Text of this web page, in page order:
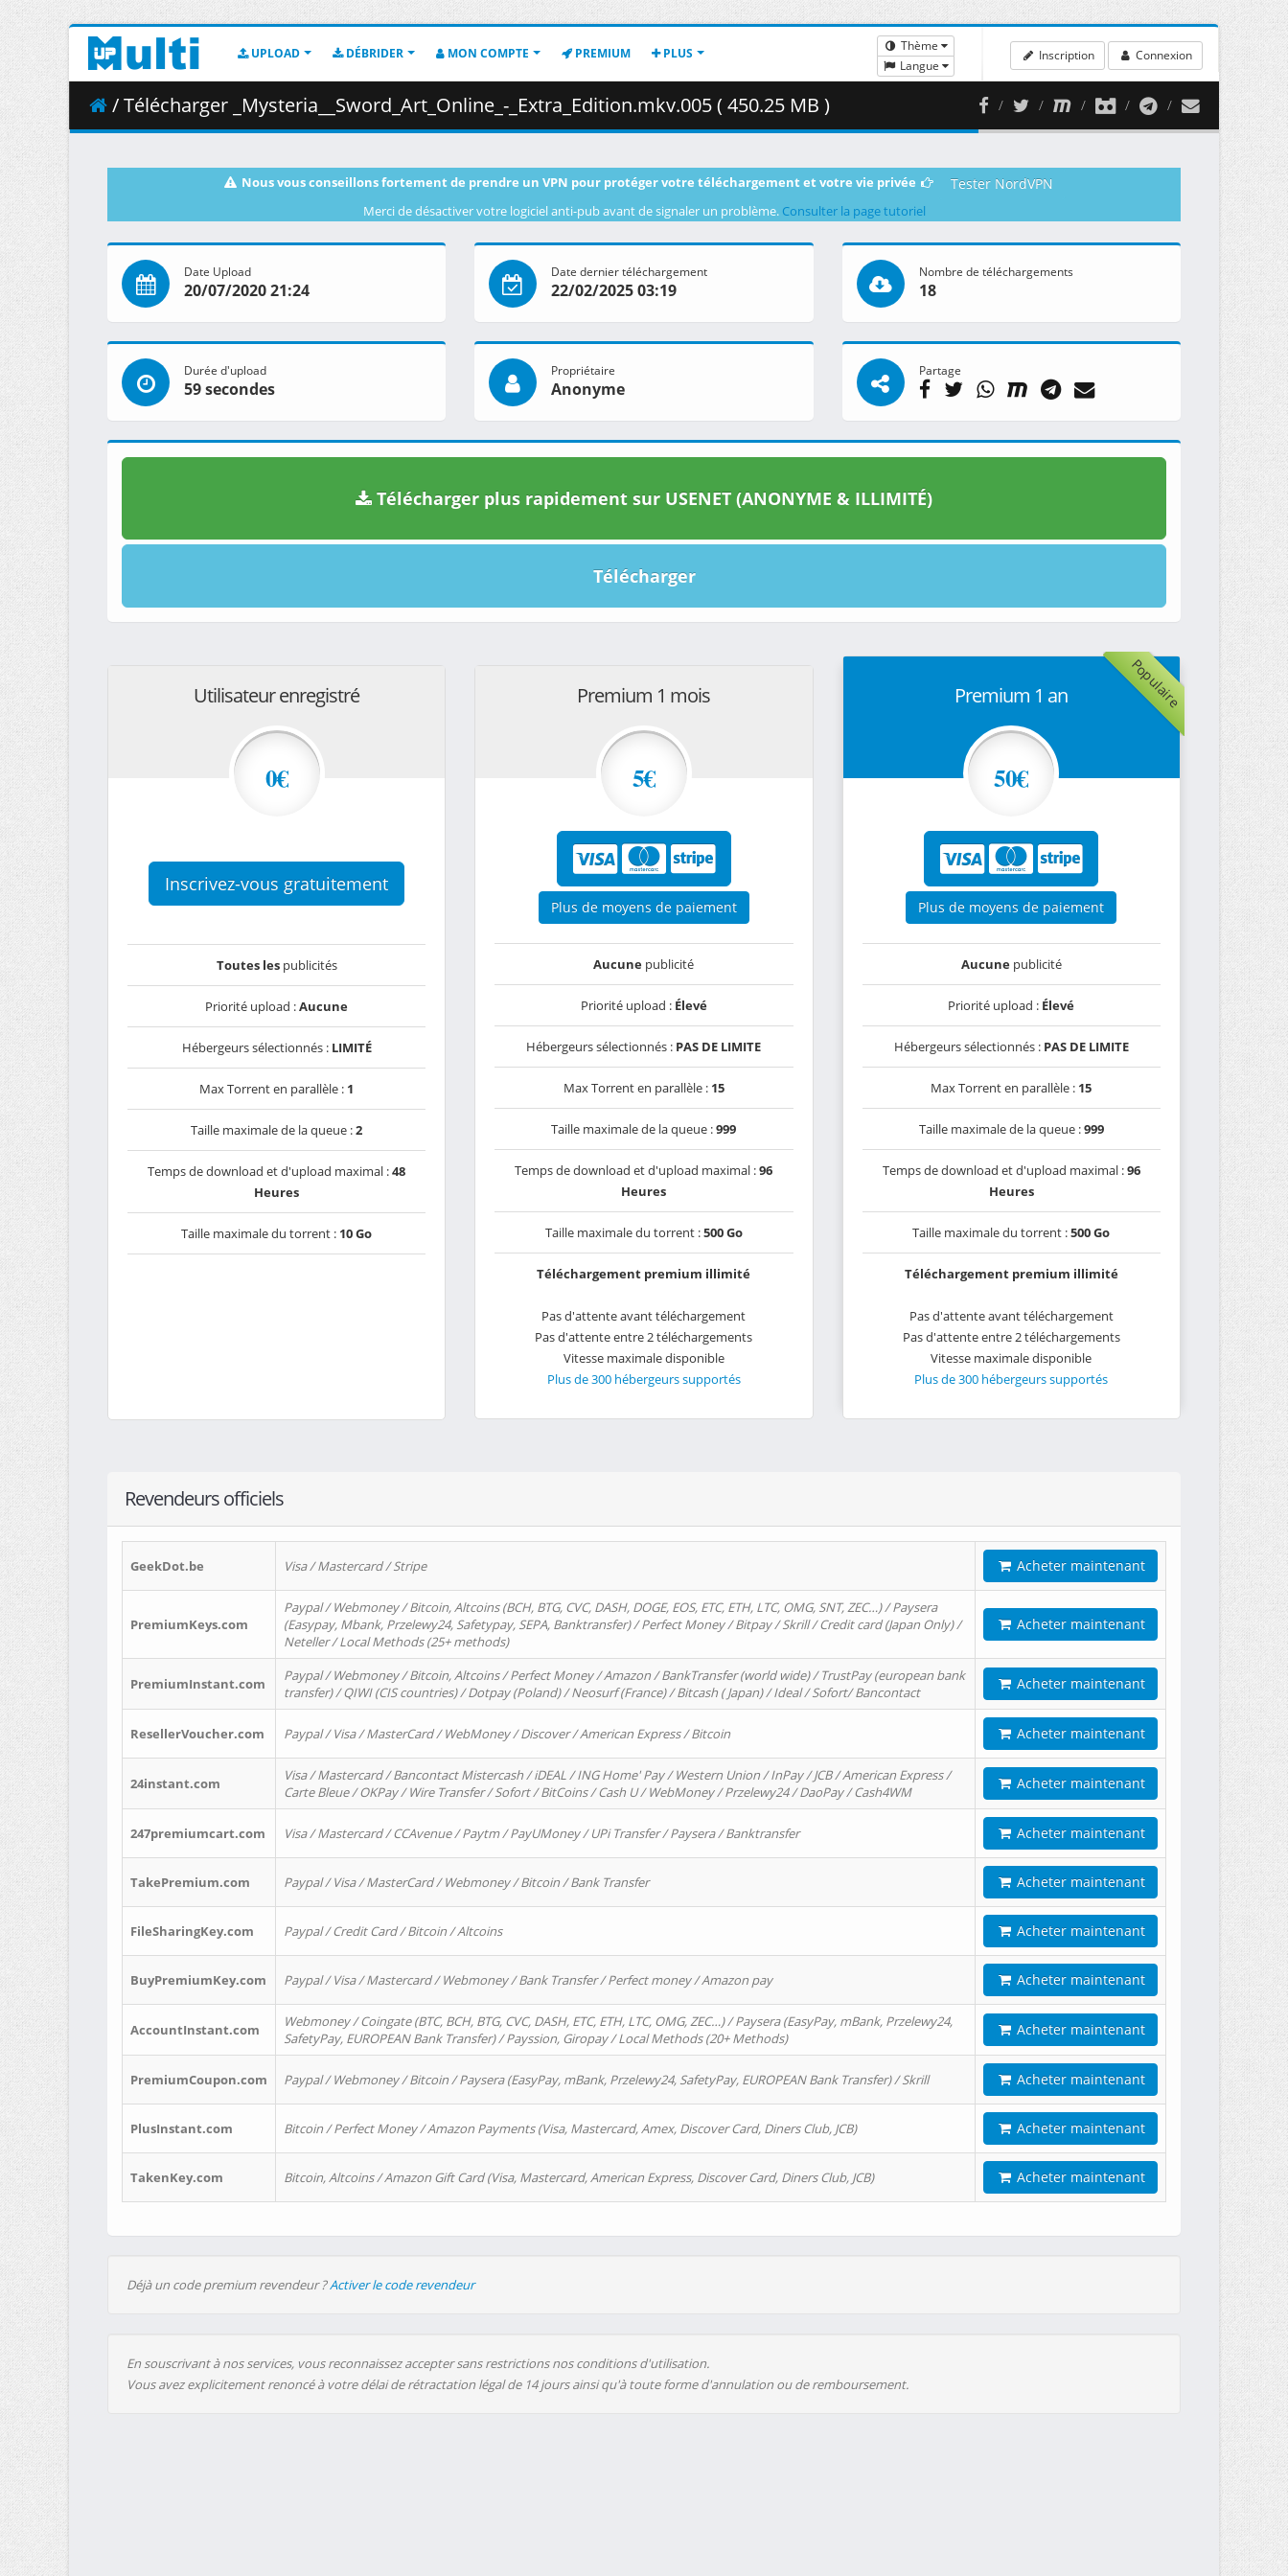
UPLOAD DÉBRIDER MON COMPTE PREMIUM PLUS
Thème
Langue
Inscription Connexion
/ Télécharger _Mysteria__Sword_Art_Online_-_Extra_Edition.mkv.005 ( 450.25 MB )
Nous vous conseillons fortement de prendre un VPN pour protéger votre téléchargement et votre vie privée Tester NordVPN
Merci de désactiver votre logiciel anti-pub avant de signaler un problème. Consulter la page tutoriel
Date Upload
20/07/2020 21:24
Date dernier téléchargement
22/02/2025 03:19
Nombre de téléchargements
18
Durée d'upload
59 secondes
Propriétaire
Anonyme
Partage
Télécharger plus rapidement sur USENET (ANONYME & ILLIMITÉ)
Télécharger
Utilisateur enregistré
0€
Inscrivez-vous gratuitement
Toutes lespublicités
Priorité upload :Aucune
Hébergeurs sélectionnés : LIMITÉ
Max Torrent en parallèle : 1
Taille maximale de la queue :2
Temps de download et d'upload maximal :48
Heures
Taille maximale du torrent : 10 Go
Premium 1 mois
5€
Plus de moyens de paiement
Aucune publicité
Priorité upload : Élevé
Hébergeurs sélectionnés : PAS DE LIMITE
Max Torrent en parallèle : 15
Taille maximale de la queue :999
Temps de download et d'upload maximal :96
Heures
Taille maximale du torrent :500 Go
Téléchargement premium illimité
Pas d'attente avant téléchargement
Pas d'attente entre 2 téléchargements
Vitesse maximale disponible
Plus de 300 hébergeurs supportés
Populaire
Premium 1 an
50€
Plus de moyens de paiement
Aucunepublicité
Priorité upload : Élevé
Hébergeurs sélectionnés : PAS DE LIMITE
Max Torrent en parallèle : 15
Taille maximale de la queue :999
Temps de download et d'upload maximal :96
Heures
Taille maximale du torrent :500 Go
Téléchargement premium illimité
Pas d'attente avant téléchargement
Pas d'attente entre 2 téléchargements
Vitesse maximale disponible
Plus de 300 hébergeurs supportés
Revendeurs officiels
GeekDot.be Visa / Mastercard / Stripe Acheter maintenant
PremiumKeys.com
Paypal / Webmoney / Bitcoin, Altcoins (BCH, BTG, CVC, DASH, DOGE, EOS, ETC, ETH, LTC, OMG, SNT, ZEC…) / Paysera
(Easypay, Mbank, Przelewy24, Safetypay, SEPA, Banktransfer) / Perfect Money / Bitpay / Skrill / Credit card (Japan Only) /
Neteller / Local Methods (25+ methods)
Acheter maintenant
PremiumInstant.com
Paypal / Webmoney / Bitcoin, Altcoins / Perfect Money / Amazon / BankTransfer (world wide) / TrustPay (european bank
transfer) / QIWI (CIS countries) / Dotpay (Poland) / Neosurf (France) / Bitcash ( Japan) / Ideal / Sofort/ Bancontact
Acheter maintenant
ResellerVoucher.com Paypal / Visa / MasterCard / WebMoney / Discover / American Express / Bitcoin Acheter maintenant
24instant.com
Visa / Mastercard / Bancontact Mistercash / iDEAL / ING Home' Pay / Western Union / InPay / JCB / American Express /
Carte Bleue / OKPay / Wire Transfer / Sofort / BitCoins / Cash U / WebMoney / Przelewy24 / DaoPay / Cash4WM
Acheter maintenant
247premiumcart.com Visa / Mastercard / CCAvenue / Paytm / PayUMoney / UPi Transfer / Paysera / Banktransfer Acheter maintenant
TakePremium.com Paypal / Visa / MasterCard / Webmoney / Bitcoin / Bank Transfer Acheter maintenant
FileSharingKey.com Paypal / Credit Card / Bitcoin / Altcoins Acheter maintenant
BuyPremiumKey.com Paypal / Visa / Mastercard / Webmoney / Bank Transfer / Perfect money / Amazon pay Acheter maintenant
AccountInstant.com
Webmoney / Coingate (BTC, BCH, BTG, CVC, DASH, ETC, ETH, LTC, OMG, ZEC…) / Paysera (EasyPay, mBank, Przelewy24,
SafetyPay, EUROPEAN Bank Transfer) / Payssion, Giropay / Local Methods (20+ Methods)
Acheter maintenant
PremiumCoupon.com Paypal / Webmoney / Bitcoin / Paysera (EasyPay, mBank, Przelewy24, SafetyPay, EUROPEAN Bank Transfer) / Skrill Acheter maintenant
PlusInstant.com Bitcoin / Perfect Money / Amazon Payments (Visa, Mastercard, Amex, Discover Card, Diners Club, JCB) Acheter maintenant
TakenKey.com Bitcoin, Altcoins / Amazon Gift Card (Visa, Mastercard, American Express, Discover Card, Diners Club, JCB) Acheter maintenant
Déjà un code premium revendeur ?Activer le code revendeur
En souscrivant à nos services, vous reconnaissez accepter sans restrictions nos conditions d'utilisation.
Vous avez explicitement renoncé à votre délai de rétractation légal de 14 jours ainsi qu'à toute forme d'annulation ou de remboursement.